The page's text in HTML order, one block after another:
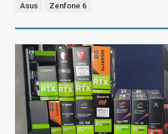
Asus Zenfone 6